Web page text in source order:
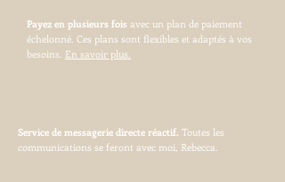
Payez en plusieurs fois avec un plan de paiement
échelonné. Ces plans sont flexibles et adaptés à vos
besoins. En savoir plus.
Service de messagerie directe réactif. Toutes les
communications se feront avec moi, Rebecca.